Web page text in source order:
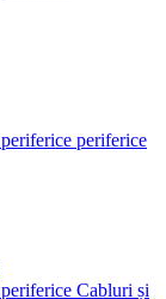
periferice
Cabluri și